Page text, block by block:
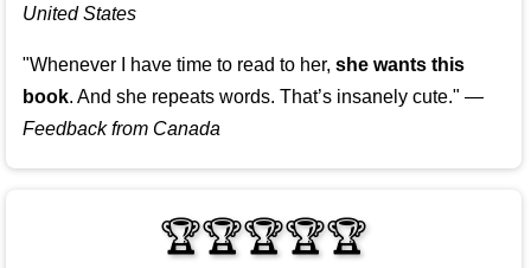
United States
"Whenever I have time to read to her, she wants this
book. And she repeats words. That’s insanely cute." —
Feedback from Canada
🏆🏆🏆🏆🏆